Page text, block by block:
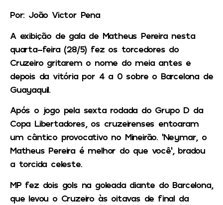
Por: João Victor Pena
A exibição de gala de Matheus Pereira nesta
quarta-feira (28/5) fez os torcedores do
Cruzeiro gritarem o nome do meia antes e
depois da vitória por 4 a 0 sobre o Barcelona de
Guayaquil.
Após o jogo pela sexta rodada do Grupo D da
Copa Libertadores, os cruzeirenses entoaram
um cântico provocativo no Mineirão. ‘Neymar, o
Matheus Pereira é melhor do que você’, bradou
a torcida celeste.
MP fez dois gols na goleada diante do Barcelona,
que levou o Cruzeiro às oitavas de final da